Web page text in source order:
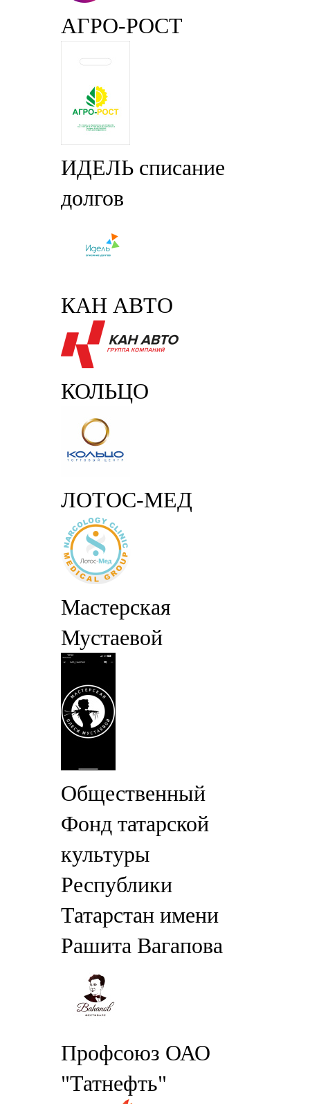
АГРО-РОСТ
ИДЕЛЬ списание
долгов
КАН АВТО
КОЛЬЦО
ЛОТОС-МЕД
Мастерская
Мустаевой
Общественный
Фонд татарской
культуры
Республики
Татарстан имени
Рашита Вагапова
Профсоюз ОАО
"Татнефть"